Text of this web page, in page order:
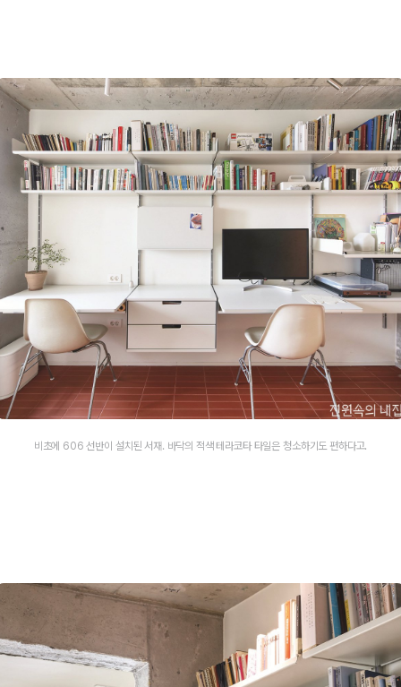
비초에 606 선반이 설치된 서재. 바닥의 적색 테라코타 타일은 청소하기도 편하다고.